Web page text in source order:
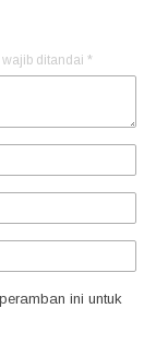
ditandai *
ini untuk